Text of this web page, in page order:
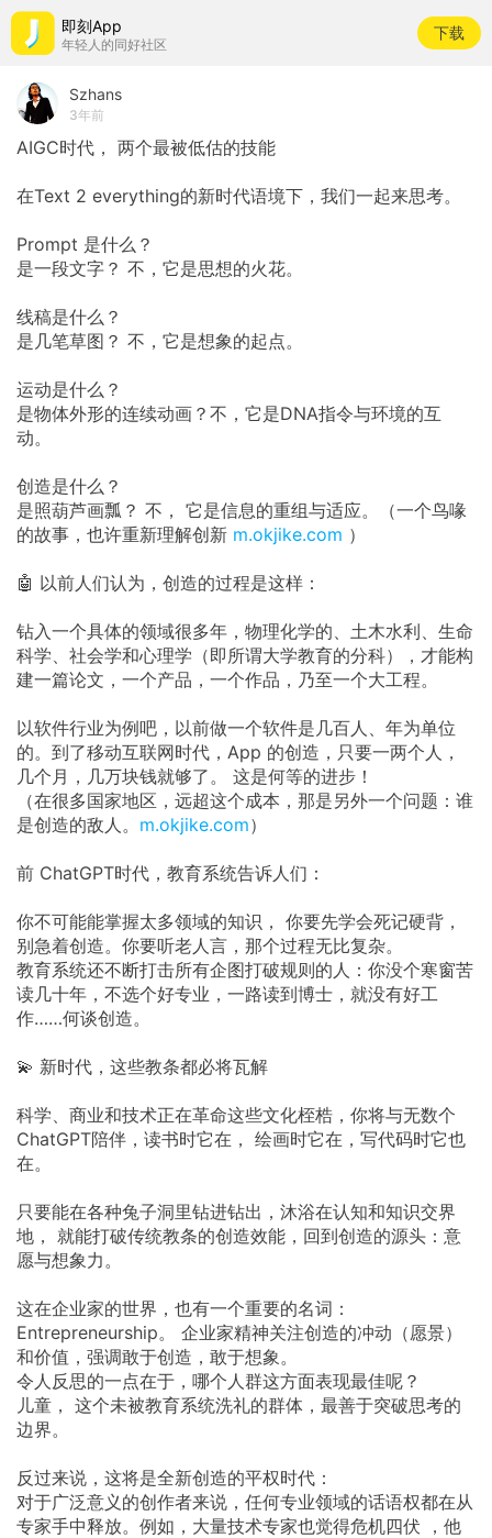
即刻App
年轻人的同好社区
下载
Szhans
3年前
AIGC时代， 两个最被低估的技能
在Text 2 everything的新时代语境下，我们一起来思考。
Prompt 是什么？
是一段文字？ 不，它是思想的火花。
线稿是什么？
是几笔草图？ 不，它是想象的起点。
运动是什么？
是物体外形的连续动画？不，它是DNA指令与环境的互
动。
创造是什么？
是照葫芦画瓢？ 不， 它是信息的重组与适应。（一个鸟喙
的故事，也许重新理解创新 m.okjike.com ）
🤖 以前人们认为，创造的过程是这样：
钻入一个具体的领域很多年，物理化学的、土木水利、生命
科学、社会学和心理学（即所谓大学教育的分科），才能构
建一篇论文，一个产品，一个作品，乃至一个大工程。
以软件行业为例吧，以前做一个软件是几百人、年为单位
的。到了移动互联网时代，App 的创造，只要一两个人，
几个月，几万块钱就够了。 这是何等的进步！
（在很多国家地区，远超这个成本，那是另外一个问题：谁
是创造的敌人。 m.okjike.com）
前 ChatGPT时代，教育系统告诉人们：
你不可能能掌握太多领域的知识， 你要先学会死记硬背，
别急着创造。你要听老人言，那个过程无比复杂。
教育系统还不断打击所有企图打破规则的人：你没个寒窗苦
读几十年，不选个好专业，一路读到博士，就没有好工
作……何谈创造。
💫 新时代，这些教条都必将瓦解
科学、商业和技术正在革命这些文化桎梏，你将与无数个
ChatGPT陪伴，读书时它在， 绘画时它在，写代码时它也
在。
只要能在各种兔子洞里钻进钻出，沐浴在认知和知识交界
地， 就能打破传统教条的创造效能，回到创造的源头：意
愿与想象力。
这在企业家的世界，也有一个重要的名词：
Entrepreneurship。 企业家精神关注创造的冲动（愿景）
和价值，强调敢于创造，敢于想象。
令人反思的一点在于，哪个人群这方面表现最佳呢？
儿童， 这个未被教育系统洗礼的群体，最善于突破思考的
边界。
反过来说，这将是全新创造的平权时代：
对于广泛意义的创作者来说，任何专业领域的话语权都在从
专家手中释放。例如，大量技术专家也觉得危机四伏 ，他